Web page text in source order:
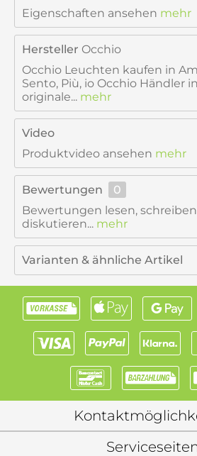
Eigenschaften ansehen mehr
Hersteller Occhio
Occhio Leuchten kaufen in
Sento, Più, io Occhio Händler
originale... mehr
Video
Produktvideo ansehen mehr
Bewertungen
0
Bewertungen lesen,
diskutieren... mehr
Varianten & ähnliche Artikel